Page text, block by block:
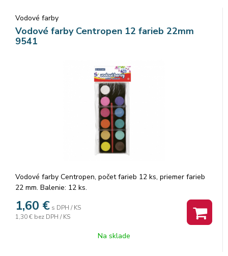
Vodové farby
Vodové farby Centropen 12 farieb 22mm
9541
Vodové farby Centropen, počet farieb 12 ks, priemer farieb
22 mm. Balenie: 12 ks.
1,60 € s DPH / KS
1,30 € bez DPH / KS
Na sklade